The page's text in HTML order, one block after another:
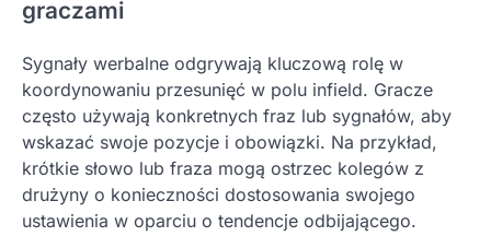
graczami
Sygnały werbalne odgrywają kluczową rolę w
koordynowaniu przesunięć w polu infield. Gracze
często używają konkretnych fraz lub sygnałów, aby
wskazać swoje pozycje i obowiązki. Na przykład,
krótkie słowo lub fraza mogą ostrzec kolegów z
drużyny o konieczności dostosowania swojego
ustawienia w oparciu o tendencje odbijającego.